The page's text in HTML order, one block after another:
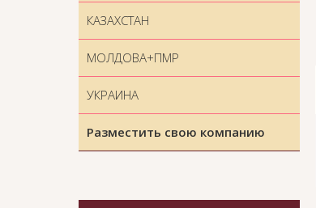
КАЗАХСТАН
МОЛДОВА+ПМР
УКРАИНА
Разместить свою компанию